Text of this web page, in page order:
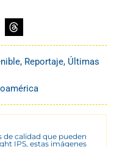
, Reportaje, Últimas
calidad que pueden
IPS, estas imágenes